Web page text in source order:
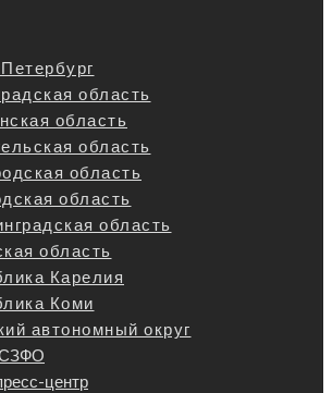
область
область
область
область
область
область
область
Карелия
Коми
автономный округ
СЗФО
центр